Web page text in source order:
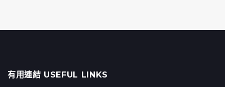
有用連結 USEFUL LINKS